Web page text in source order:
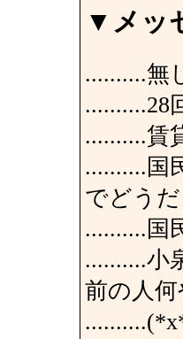
▼ メッ
..........無
..........28
..........
..........国
でどうだ
..........国
..........小
前の人